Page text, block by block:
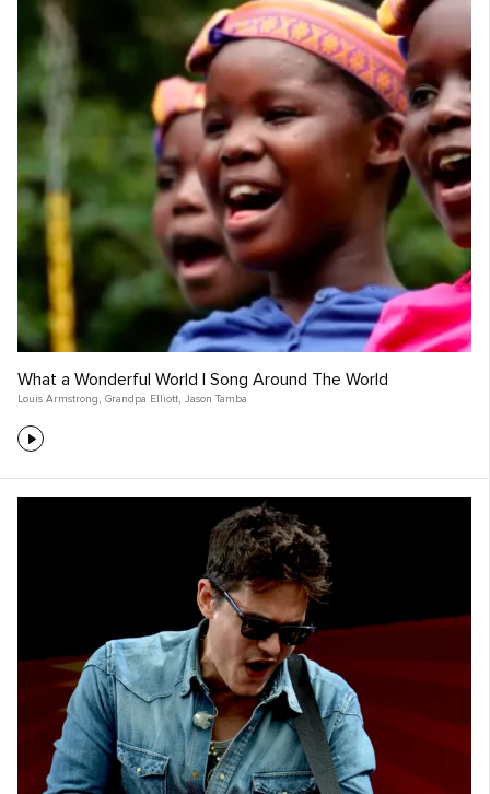
What a Wonderful World | Song Around The World
Louis Armstrong , Grandpa Elliott, Jason Tamba